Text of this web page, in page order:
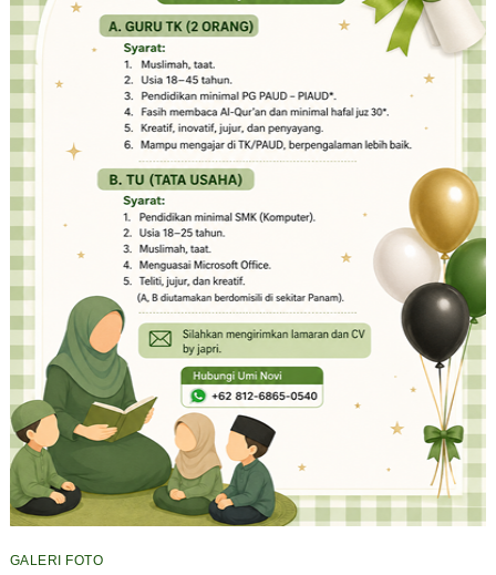
GALERI FOTO